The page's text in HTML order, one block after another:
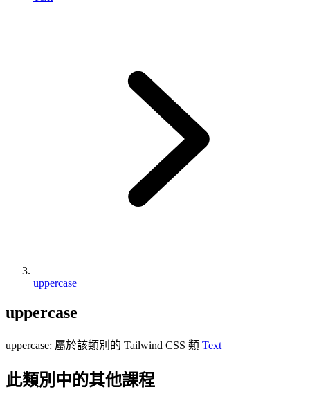
uppercase
uppercase
uppercase: 屬於該類別的 Tailwind CSS 類 Text
此類別中的其他課程